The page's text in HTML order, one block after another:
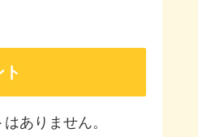
ありません。